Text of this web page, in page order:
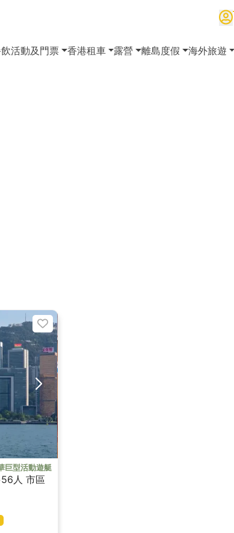
活動及門票 香港租車 露營 離島度假 海外旅遊
巨型活動遊艇
市區